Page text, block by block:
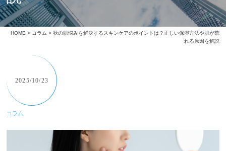
HOME > コラム > 秋の肌悩みを解決するスキンケアのポイントは？正しい保湿方法や肌が荒
れる原因を解説
2025/10/23
コラム